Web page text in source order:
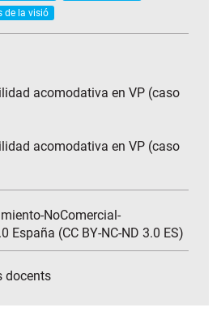
de la visió
acomodativa en VP (caso
acomodativa en VP (caso
NoComercial-
España (CC BY-NC-ND 3.0 ES)
docents